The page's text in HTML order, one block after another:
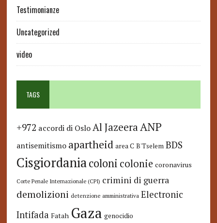
Testimonianze
Uncategorized
video
TAGS
+972 accordi di Oslo Al JazeeraANP
antisemitismo apartheid area C B'Tselem BDS
Cisgiordaniacoloni colonie coronavirus
Corte Penale Internazionale (CPI) crimini di guerra
demolizioni detenzione amministrativa Electronic
Intifada Fatah Gaza genocidio